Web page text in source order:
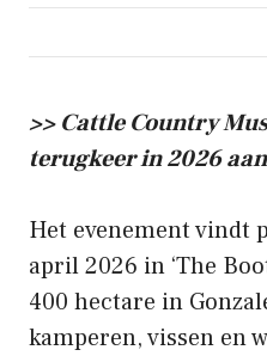
>> Cattle Country
terugkeer in 2026
Het evenement vindt
april 2026 in ‘The
400 hectare in
kamperen, vissen en